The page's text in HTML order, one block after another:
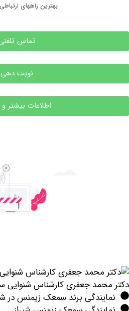
بهترین راههای ارتباطی این دکتر
تماس تلفنی
نوبت دهی
اطلاعات بیشتر و آدرس
جعفری کارشناس شنوایی سنجی
برند سمعک زیمنس در شیراز